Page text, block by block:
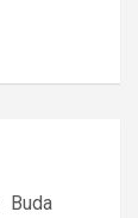
Buda